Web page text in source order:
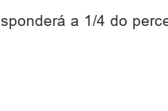
a 1/4 do